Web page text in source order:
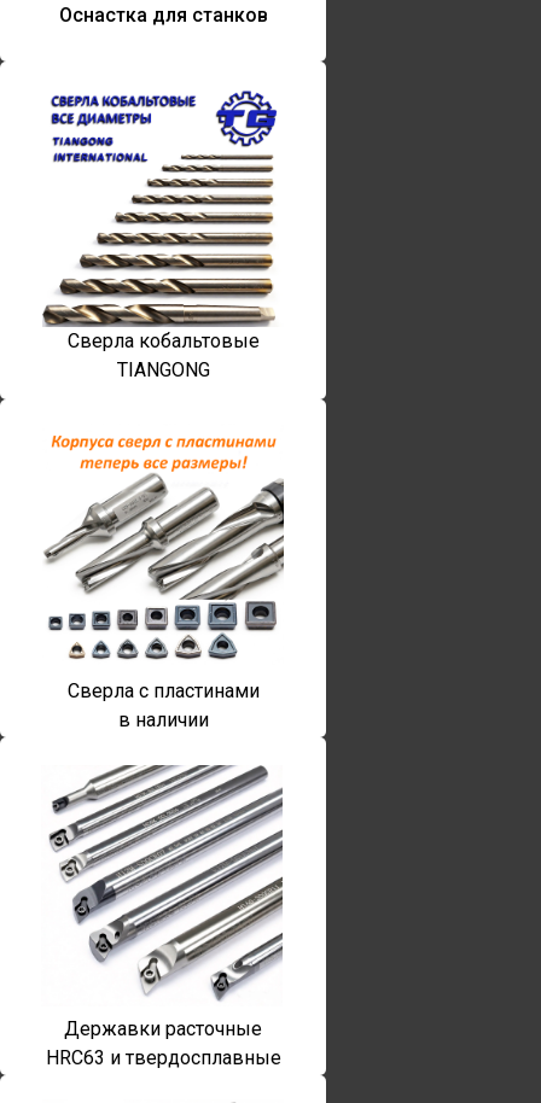
Оснастка для станков
Сверла кобальтовые
TIANGONG
Сверла с пластинами
в наличии
Державки расточные
HRC63 и твердосплавные